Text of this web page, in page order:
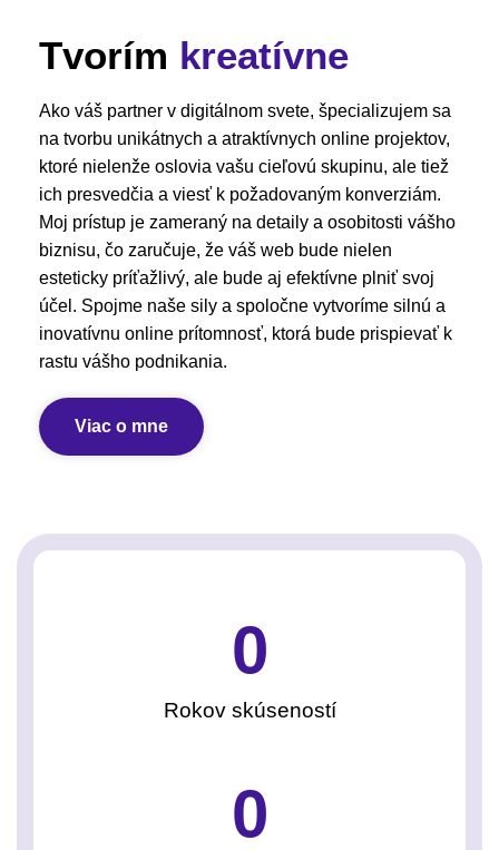
Tvorím kreatívne
Ako váš partner v digitálnom svete, špecializujem sa
na tvorbu unikátnych a atraktívnych online projektov,
ktoré nielenže oslovia vašu cieľovú skupinu, ale tiež
ich presvedčia a viesť k požadovaným konverziám.
Moj prístup je zameraný na detaily a osobitosti vášho
biznisu, čo zaručuje, že váš web bude nielen
esteticky príťažlivý, ale bude aj efektívne plniť svoj
účel. Spojme naše sily a spoločne vytvoríme silnú a
inovatívnu online prítomnosť, ktorá bude prispievať k
rastu vášho podnikania.
Viac o mne
Rokov skúseností
0
0